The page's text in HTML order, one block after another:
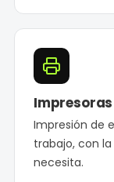
Impresión de
trabajo, con
necesita.